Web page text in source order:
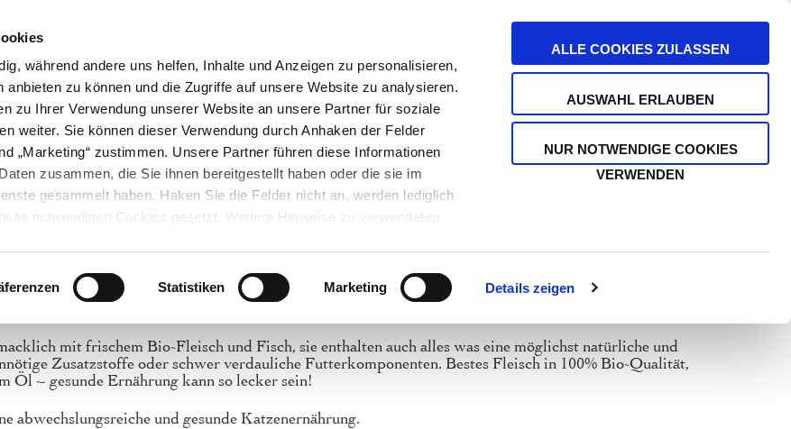
während andere uns helfen, Inhalte und Anzeigen zu personalisieren,
anbieten zu können und die Zugriffe auf unsere Website zu analysieren.
zu Ihrer Verwendung unserer Website an unsere Partner für soziale
weiter. Sie können dieser Verwendung durch Anhaken der Felder
„Marketing“ zustimmen. Unsere Partner führen diese Informationen
zusammen, die Sie ihnen bereitgestellt haben oder die sie im
gesammelt haben. Haken Sie die Felder nicht an, werden lediglich
notwendigen Cookies gesetzt. Weitere Hinweise zu verwendeten
Statistiken Marketing Details zeigen
ALLE COOKIES ZULASSEN
AUSWAHL ERLAUBEN
NUR NOTWENDIGE COOKIES
VERWENDEN
VÖGEL ZUSÄTZE ZUBEHÖR NEUHEITEN
MEIN
ÄNDERN
Online-Shop Bio Katzenfutter Nassfutter für Katzen
mit frischem Bio-Fleisch und Fisch, sie enthalten auch alles was eine möglichst natürliche und
Zusatzstoffe oder schwer verdauliche Futterkomponenten. Bestes Fleisch in 100% Bio-Qualität,
Öl – gesunde Ernährung kann so lecker sein!
abwechslungsreiche und gesunde Katzenernährung.